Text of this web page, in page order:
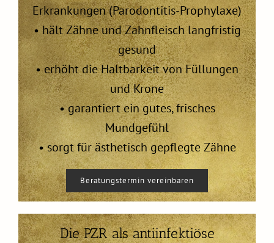
Erkrankungen (Parodontitis-Prophylaxe)
• hält Zähne und Zahnfleisch langfristig
gesund
• erhöht die Haltbarkeit von Füllungen
und Krone
• garantiert ein gutes, frisches
Mundgefühl
• sorgt für ästhetisch gepflegte Zähne
Beratungstermin vereinbaren
Die PZR als antiinfektiöse